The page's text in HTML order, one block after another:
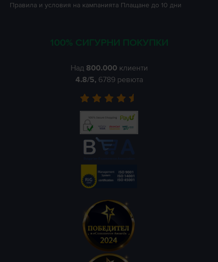
Правила и условия на кампанията Плащане до 10 дни
100% СИГУРНИ ПОКУПКИ
Над 800.000 клиенти
4.8/5, 6789 ревюта